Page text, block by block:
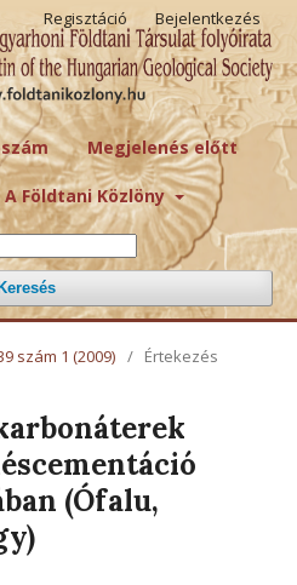
Megjelenés előtt
A Földtani Közlöny
Regisztáció Bejelentkezés
szám 1 (2009) / Értekezés
(Ófalu,